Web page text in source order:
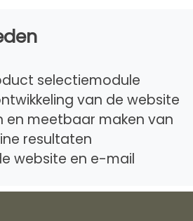
selectiemodule
van de website
en meetbaar maken van
resultaten
website en e-mail